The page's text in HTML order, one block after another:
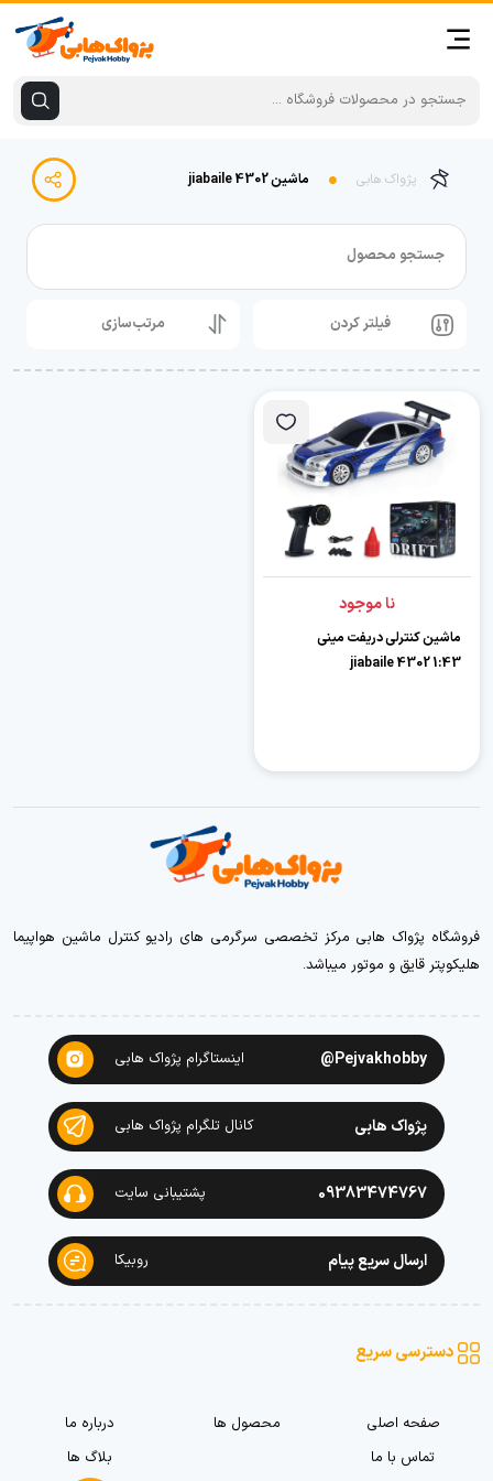
پژواک هابی ماشین jiabaile 4302
جستجو محصول
فیلتر کردن مرتب‌سازی
نا موجود
ماشین کنترلی دریفت مینی
jiabaile 4302 1:43
فروشگاه پژواک هابی مرکز تخصصی سرگرمی های رادیو کنترل ماشین هواپیما
هلیکوپتر قایق و موتور میباشد.
Pejvakhobby@ اینستاگرام پژواک هابی
پژواک هابی کانال تلگرام پژواک هابی
09383474767 پشتیبانی سایت
ارسال سریع پیام روبیکا
دسترسی سریع
صفحه اصلی محصول ها
درباره ما
تماس با ما
بلاگ ها